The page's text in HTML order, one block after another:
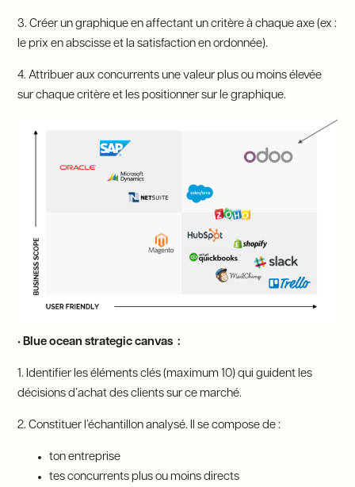
3. Créer un graphique en affectant un critère à chaque axe (ex :
le prix en abscisse et la satisfaction en ordonnée).
4. Attribuer aux concurrents une valeur plus ou moins élevée
sur chaque critère et les positionner sur le graphique.
• Blue ocean strategic canvas :
1. Identifier les éléments clés (maximum 10) qui guident les
décisions d’achat des clients sur ce marché.
2. Constituer l’échantillon analysé. Il se compose de :
ton entreprise
tes concurrents plus ou moins directs